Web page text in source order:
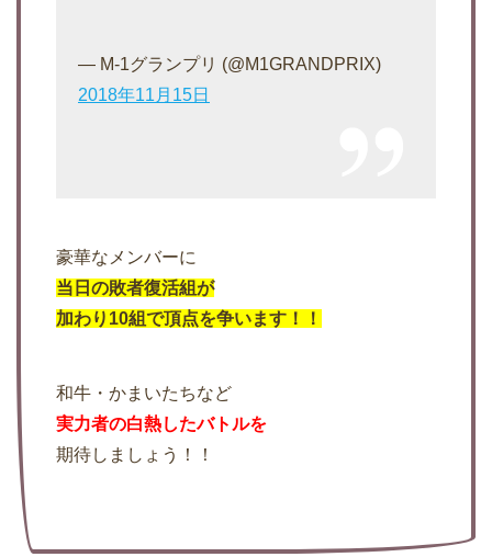
— M-1グランプリ (@M1GRANDPRIX)
2018年11月15日
豪華なメンバーに
当日の敗者復活組が
加わり10組で頂点を争います！！
和牛・かまいたちなど
実力者の白熱したバトルを
期待しましょう！！